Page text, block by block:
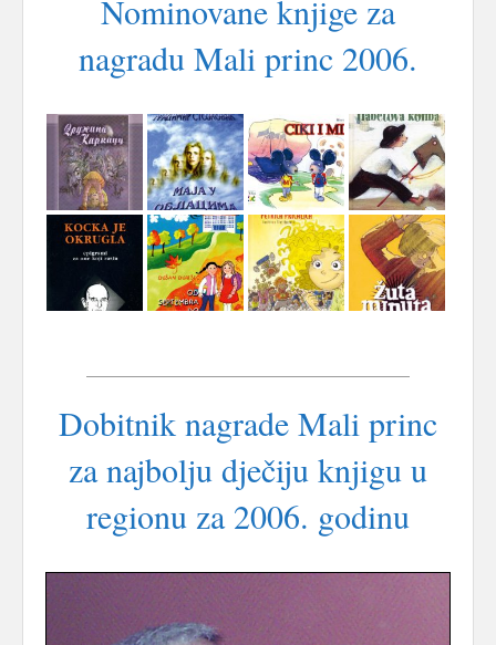
Nominovane knjige za
nagradu Mali princ 2006.
Dobitnik nagrade Mali princ
za najbolju dječiju knjigu u
regionu za 2006. godinu